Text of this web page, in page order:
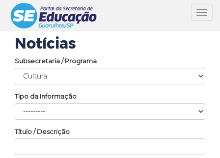
Notícias
Subsecretaria / Programa
Tipo da Informação
Título / Descrição